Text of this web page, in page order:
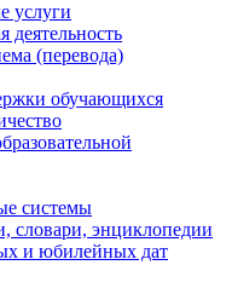
услуги
деятельность
(перевода)
обучающихся
системы
словари, энциклопедии
и юбилейных дат